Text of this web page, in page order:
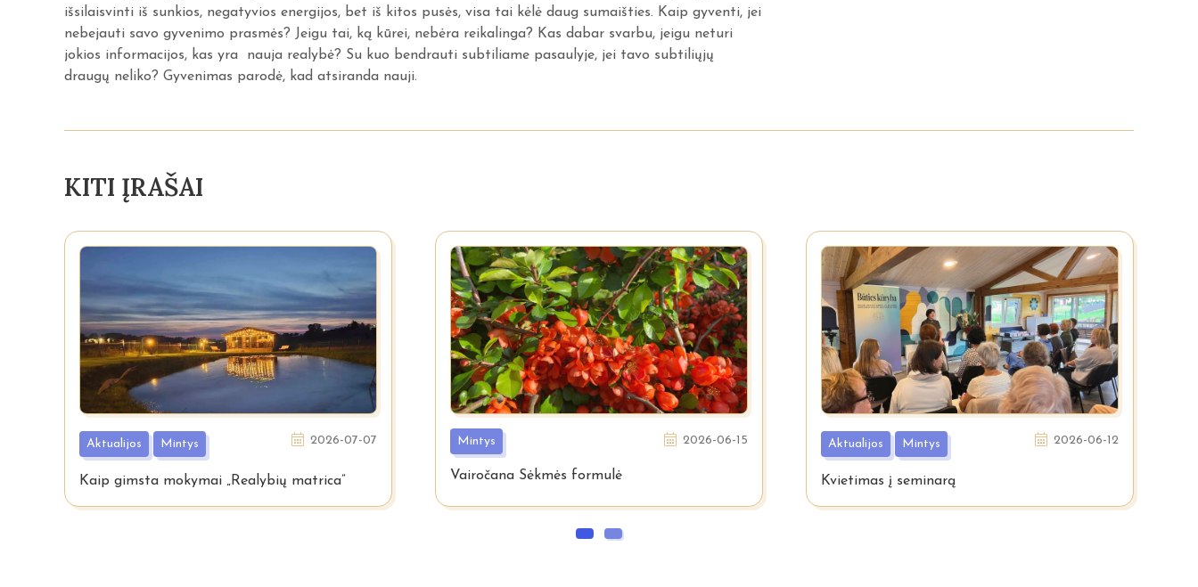
išsilaisvinti iš sunkios, negatyvios energijos, bet iš kitos pusės, visa tai kėlė daug sumaišties. Kaip gyventi, jei
nebejauti savo gyvenimo prasmės? Jeigu tai, ką kūrei, nebėra reikalinga? Kas dabar svarbu, jeigu neturi
jokios informacijos, kas yra nauja realybė? Su kuo bendrauti subtiliame pasaulyje, jei tavo subtiliųjų
draugų neliko? Gyvenimas parodė, kad atsiranda nauji.
KITI ĮRAŠAI
Aktualijos Mintys 2026-07-07
Kaip gimsta mokymai „Realybių matrica”
Mintys 2026-06-15
Vairočana Sėkmės formulė
Aktualijos Mintys 2026-06-12
Kvietimas į seminarą